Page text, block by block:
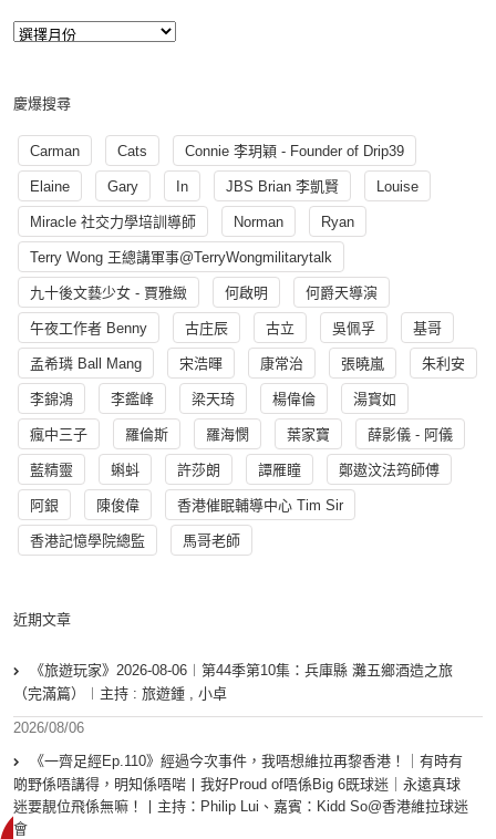
慶爆搜尋
Carman Cats Connie 李玥穎 - Founder of Drip39
Elaine Gary In JBS Brian 李凱賢 Louise
Miracle 社交力學培訓導師 Norman Ryan
Terry Wong 王總講軍事@TerryWongmilitarytalk
九十後文藝少女 - 賈雅緻 何啟明 何爵天導演
午夜工作者 Benny 古庄辰 古立 吳佩孚 基哥
孟希璘 Ball Mang 宋浩暉 康常治 張曉嵐 朱利安
李錦鴻 李鑑峰 梁天琦 楊偉倫 湯寳如
瘋中三子 羅倫斯 羅海憫 葉家寶 薛影儀 - 阿儀
藍精靈 蝌蚪 許莎朗 譚雁瞳 鄭遨汶法筠師傅
阿銀 陳俊偉 香港催眠輔導中心 Tim Sir
香港記憶學院總監 馬哥老師
近期文章
《旅遊玩家》2026-08-06︱第44季第10集：兵庫縣 灘五鄉酒造之旅
（完滿篇）︱主持 : 旅遊鍾 , 小卓
2026/08/06
《一齊足經Ep.110》經過今次事件，我唔想維拉再黎香港！｜有時有
啲野係唔講得，明知係唔啱丨我好Proud of唔係Big 6既球迷｜永遠真球
迷要靚位飛係無嘛！丨主持：Philip Lui、嘉賓：Kidd So@香港維拉球迷
會